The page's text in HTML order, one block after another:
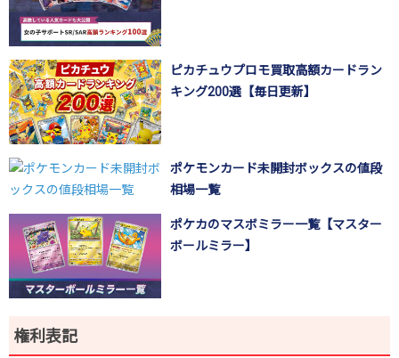
ピカチュウプロモ買取高額カードラン
キング200選【毎日更新】
ポケモンカード未開封ボックスの値段
相場一覧
ポケカのマスボミラー一覧【マスター
ボールミラー】
権利表記